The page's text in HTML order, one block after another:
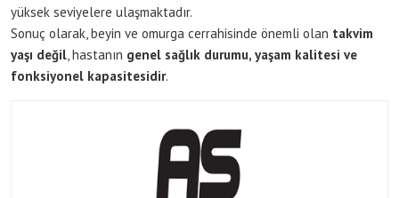
yüksek seviyelere ulaşmaktadır.
Sonuç olarak, beyin ve omurga cerrahisinde önemli olan takvim
yaşı değil, hastanın genel sağlık durumu, yaşam kalitesi ve
fonksiyonel kapasitesidir.